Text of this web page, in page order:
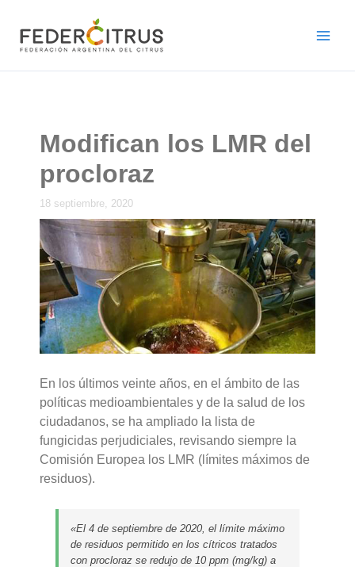
contenido
Modifican los LMR del
procloraz
18 septiembre, 2020
En los últimos veinte años, en el ámbito de las
políticas medioambientales y de la salud de los
ciudadanos, se ha ampliado la lista de
fungicidas perjudiciales, revisando siempre la
Comisión Europea los LMR (límites máximos de
residuos).
«El 4 de septiembre de 2020, el límite máximo
de residuos permitido en los cítricos tratados
con procloraz se redujo de 10 ppm (mg/kg) a